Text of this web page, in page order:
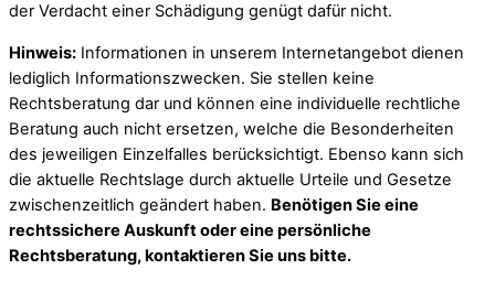
der Verdacht einer Schädigung genügt dafür nicht.
Hinweis: Informationen in unserem Internetangebot dienen
lediglich Informationszwecken. Sie stellen keine
Rechtsberatung dar und können eine individuelle rechtliche
Beratung auch nicht ersetzen, welche die Besonderheiten
des jeweiligen Einzelfalles berücksichtigt. Ebenso kann sich
die aktuelle Rechtslage durch aktuelle Urteile und Gesetze
zwischenzeitlich geändert haben. Benötigen Sie eine
rechtssichere Auskunft oder eine persönliche
Rechtsberatung, kontaktieren Sie uns bitte.